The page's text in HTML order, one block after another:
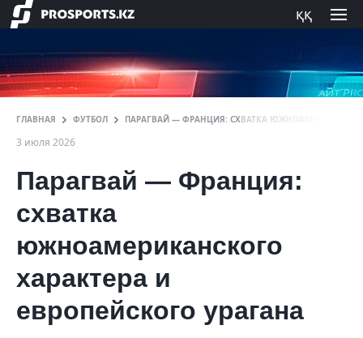
ққ
ГЛАВНАЯ ФУТБОЛ ПАРАГВАЙ — ФРАНЦИЯ: СХВАТКА
3 июля 2026
Парагвай — Франция:
схватка
южноамериканского
характера и
европейского урагана